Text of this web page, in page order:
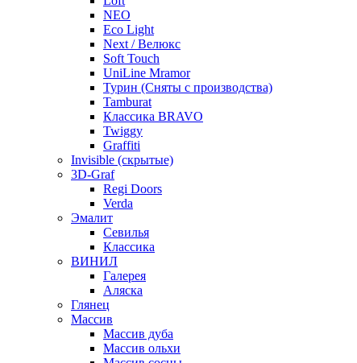
NEO
Eco Light
Next / Велюкс
Soft Touch
UniLine Mramor
Турин (Сняты с производства)
Tamburat
Классика BRAVO
Twiggy
Graffiti
Invisible (скрытые)
3D-Graf
Regi Doors
Verda
Эмалит
Севилья
Классика
ВИНИЛ
Галерея
Аляска
Глянец
Массив
Массив дуба
Массив ольхи